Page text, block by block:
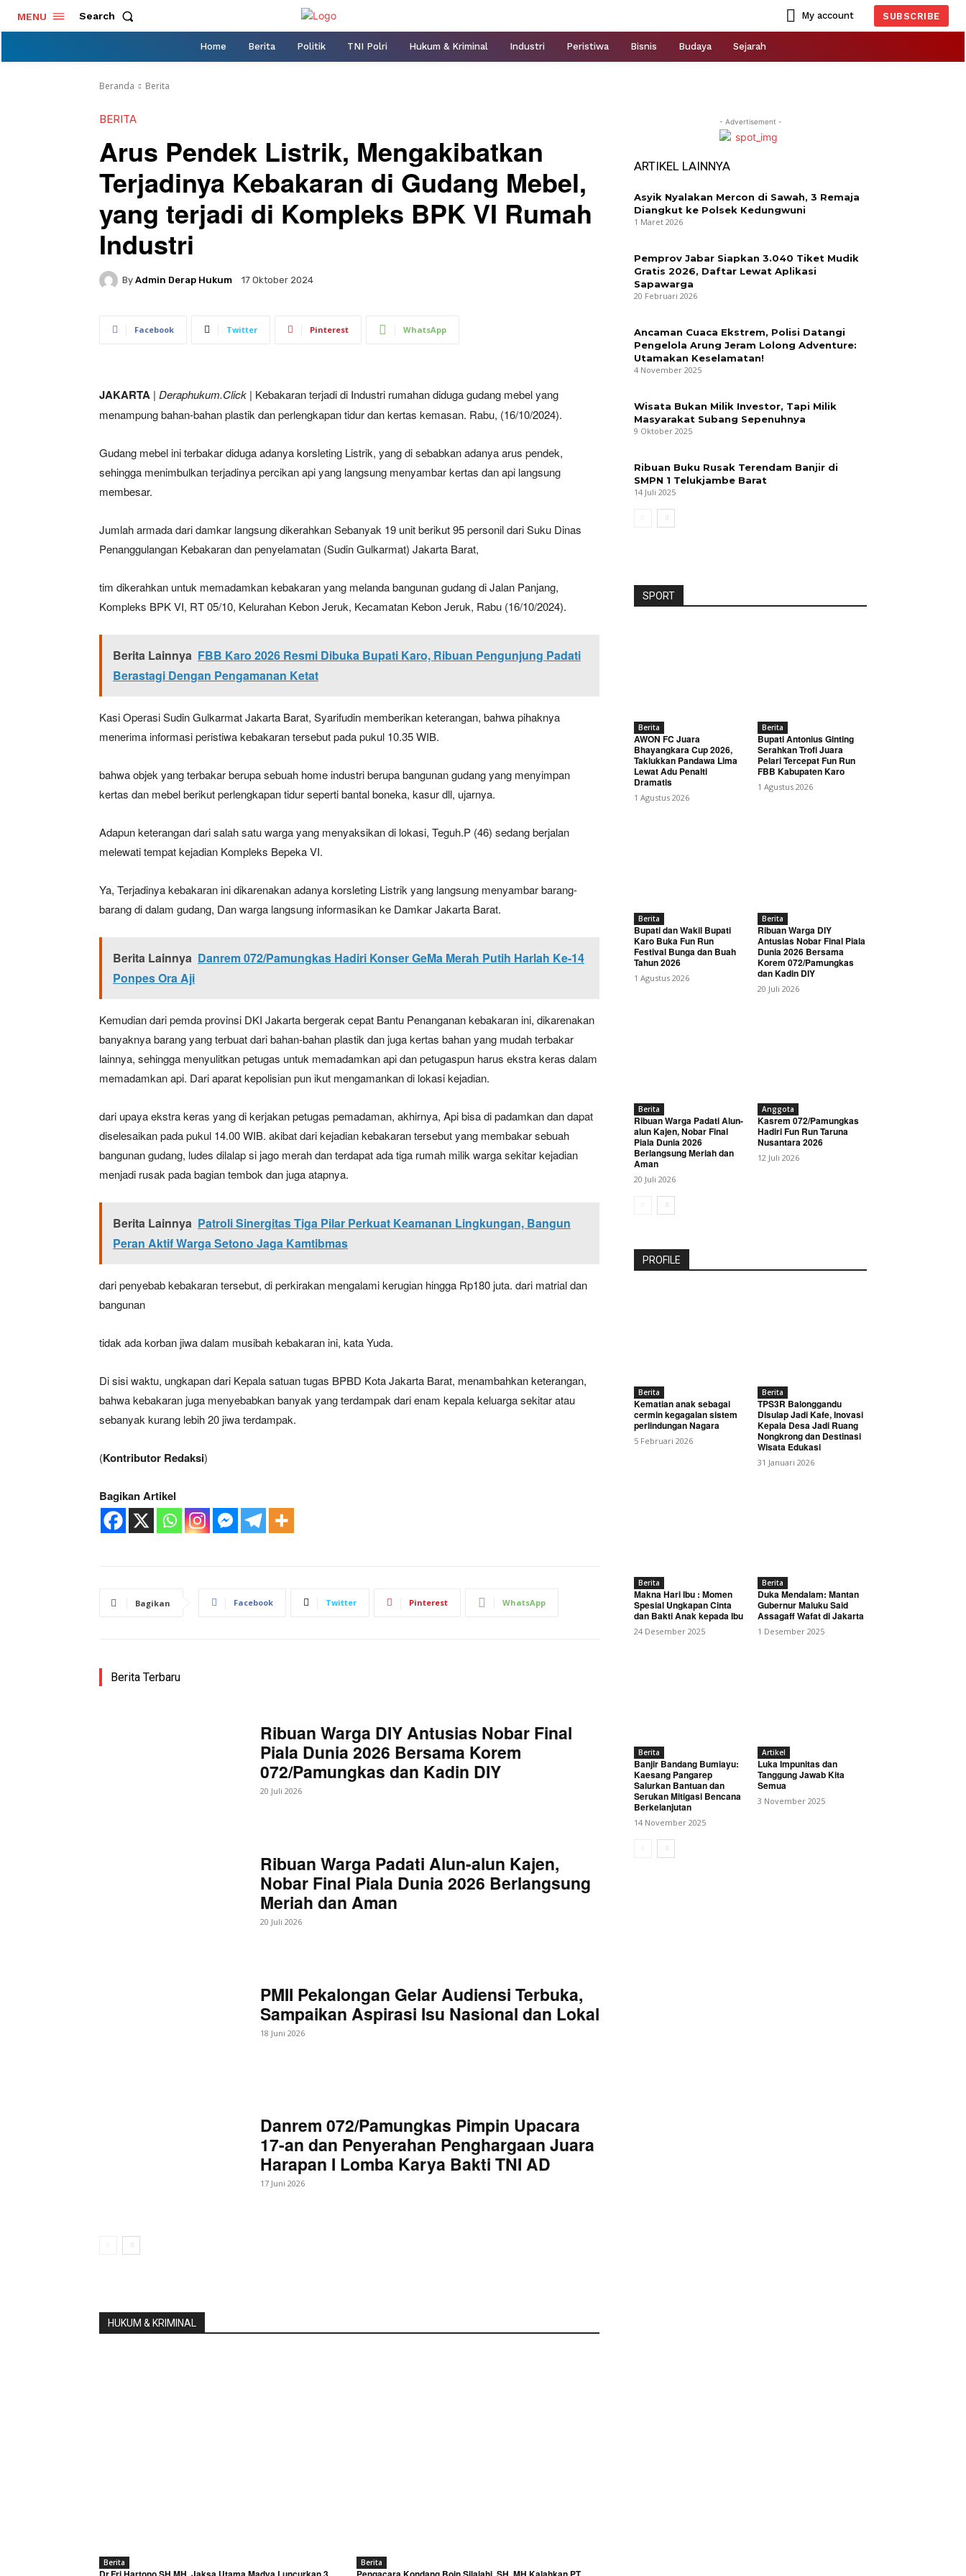
MENU Search My account SUBSCRIBE
Home Berita Politik TNI Polri Hukum & Kriminal Industri Peristiwa Bisnis Budaya Sejarah
Beranda Berita
BERITA
Arus Pendek Listrik, Mengakibatkan
Terjadinya Kebakaran di Gudang Mebel,
yang terjadi di Kompleks BPK VI Rumah
Industri
By Admin Derap Hukum 17 Oktober 2024
Facebook Twitter Pinterest WhatsApp
JAKARTA | Deraphukum.Click | Kebakaran terjadi di Industri rumahan diduga gudang mebel yang
menampung bahan-bahan plastik dan perlengkapan tidur dan kertas kemasan. Rabu, (16/10/2024).
Gudang mebel ini terbakar diduga adanya korsleting Listrik, yang di sebabkan adanya arus pendek,
sehingga menimbulkan terjadinya percikan api yang langsung menyambar kertas dan api langsung
membesar.
Jumlah armada dari damkar langsung dikerahkan Sebanyak 19 unit berikut 95 personil dari Suku Dinas
Penanggulangan Kebakaran dan penyelamatan (Sudin Gulkarmat) Jakarta Barat,
tim dikerahkan untuk memadamkan kebakaran yang melanda bangunan gudang di Jalan Panjang,
Kompleks BPK VI, RT 05/10, Kelurahan Kebon Jeruk, Kecamatan Kebon Jeruk, Rabu (16/10/2024).
Berita Lainnya FBB Karo 2026 Resmi Dibuka Bupati Karo, Ribuan Pengunjung Padati
Berastagi Dengan Pengamanan Ketat
Kasi Operasi Sudin Gulkarmat Jakarta Barat, Syarifudin memberikan keterangan, bahwa pihaknya
menerima informasi peristiwa kebakaran tersebut pada pukul 10.35 WIB.
bahwa objek yang terbakar berupa sebuah home industri berupa bangunan gudang yang menyimpan
kertas dan mebel berikut perlengkapan tidur seperti bantal boneka, kasur dll, ujarnya.
Adapun keterangan dari salah satu warga yang menyaksikan di lokasi, Teguh.P (46) sedang berjalan
melewati tempat kejadian Kompleks Bepeka VI.
Ya, Terjadinya kebakaran ini dikarenakan adanya korsleting Listrik yang langsung menyambar barang-
barang di dalam gudang, Dan warga langsung informasikan ke Damkar Jakarta Barat.
Berita Lainnya Danrem 072/Pamungkas Hadiri Konser GeMa Merah Putih Harlah Ke-14
Ponpes Ora Aji
Kemudian dari pemda provinsi DKI Jakarta bergerak cepat Bantu Penanganan kebakaran ini, dikarenakan
banyaknya barang yang terbuat dari bahan-bahan plastik dan juga kertas bahan yang mudah terbakar
lainnya, sehingga menyulitkan petugas untuk memadamkan api dan petugaspun harus ekstra keras dalam
memadamkan api. Dari aparat kepolisian pun ikut mengamankan di lokasi kejadian.
dari upaya ekstra keras yang di kerjakan petugas pemadaman, akhirnya, Api bisa di padamkan dan dapat
diselesaikan pada pukul 14.00 WIB. akibat dari kejadian kebakaran tersebut yang membakar sebuah
bangunan gudang, ludes dilalap si jago merah dan terdapat ada tiga rumah milik warga sekitar kejadian
menjadi rusak pada bagian tembok dan juga atapnya.
Berita Lainnya Patroli Sinergitas Tiga Pilar Perkuat Keamanan Lingkungan, Bangun
Peran Aktif Warga Setono Jaga Kamtibmas
dari penyebab kebakaran tersebut, di perkirakan mengalami kerugian hingga Rp180 juta. dari matrial dan
bangunan
tidak ada korban jiwa dalam musibah kebakaran ini, kata Yuda.
Di sisi waktu, ungkapan dari Kepala satuan tugas BPBD Kota Jakarta Barat, menambahkan keterangan,
bahwa kebakaran juga menyebabkan banyak yang terdampak dari enam kepala keluarga sekitar atau
sebanyak kurang lebih 20 jiwa terdampak.
(Kontributor Redaksi)
Bagikan Artikel
Bagikan Facebook Twitter Pinterest WhatsApp
Berita Terbaru
Ribuan Warga DIY Antusias Nobar Final
Piala Dunia 2026 Bersama Korem
072/Pamungkas dan Kadin DIY
20 Juli 2026
Ribuan Warga Padati Alun-alun Kajen,
Nobar Final Piala Dunia 2026 Berlangsung
Meriah dan Aman
20 Juli 2026
PMII Pekalongan Gelar Audiensi Terbuka,
Sampaikan Aspirasi Isu Nasional dan Lokal
18 Juni 2026
Danrem 072/Pamungkas Pimpin Upacara
17-an dan Penyerahan Penghargaan Juara
Harapan I Lomba Karya Bakti TNI AD
17 Juni 2026
HUKUM & KRIMINAL
Berita Berita
- Advertisement -
ARTIKEL LAINNYA
Asyik Nyalakan Mercon di Sawah, 3 Remaja
Diangkut ke Polsek Kedungwuni
1 Maret 2026
Pemprov Jabar Siapkan 3.040 Tiket Mudik
Gratis 2026, Daftar Lewat Aplikasi
Sapawarga
20 Februari 2026
Ancaman Cuaca Ekstrem, Polisi Datangi
Pengelola Arung Jeram Lolong Adventure:
Utamakan Keselamatan!
4 November 2025
Wisata Bukan Milik Investor, Tapi Milik
Masyarakat Subang Sepenuhnya
9 Oktober 2025
Ribuan Buku Rusak Terendam Banjir di
SMPN 1 Telukjambe Barat
14 Juli 2025
SPORT
Berita
AWON FC Juara
Bhayangkara Cup 2026,
Taklukkan Pandawa Lima
Lewat Adu Penalti
Dramatis
1 Agustus 2026
Berita
Bupati Antonius Ginting
Serahkan Trofi Juara
Pelari Tercepat Fun Run
FBB Kabupaten Karo
1 Agustus 2026
Berita
Bupati dan Wakil Bupati
Karo Buka Fun Run
Festival Bunga dan Buah
Tahun 2026
1 Agustus 2026
Berita
Ribuan Warga DIY
Antusias Nobar Final Piala
Dunia 2026 Bersama
Korem 072/Pamungkas
dan Kadin DIY
20 Juli 2026
Berita
Ribuan Warga Padati Alun-
alun Kajen, Nobar Final
Piala Dunia 2026
Berlangsung Meriah dan
Aman
20 Juli 2026
Anggota
Kasrem 072/Pamungkas
Hadiri Fun Run Taruna
Nusantara 2026
12 Juli 2026
PROFILE
Berita
Kematian anak sebagai
cermin kegagalan sistem
perlindungan Nagara
5 Februari 2026
Berita
TPS3R Balonggandu
Disulap Jadi Kafe, Inovasi
Kepala Desa Jadi Ruang
Nongkrong dan Destinasi
Wisata Edukasi
31 Januari 2026
Berita
Makna Hari Ibu : Momen
Spesial Ungkapan Cinta
dan Bakti Anak kepada Ibu
24 Desember 2025
Berita
Duka Mendalam: Mantan
Gubernur Maluku Said
Assagaff Wafat di Jakarta
1 Desember 2025
Berita
Banjir Bandang Bumiayu:
Kaesang Pangarep
Salurkan Bantuan dan
Serukan Mitigasi Bencana
Berkelanjutan
14 November 2025
Artikel
Luka Impunitas dan
Tanggung Jawab Kita
Semua
3 November 2025